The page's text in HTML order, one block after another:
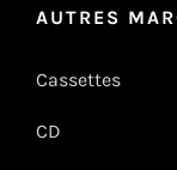
AUTRES
Cassettes
CD